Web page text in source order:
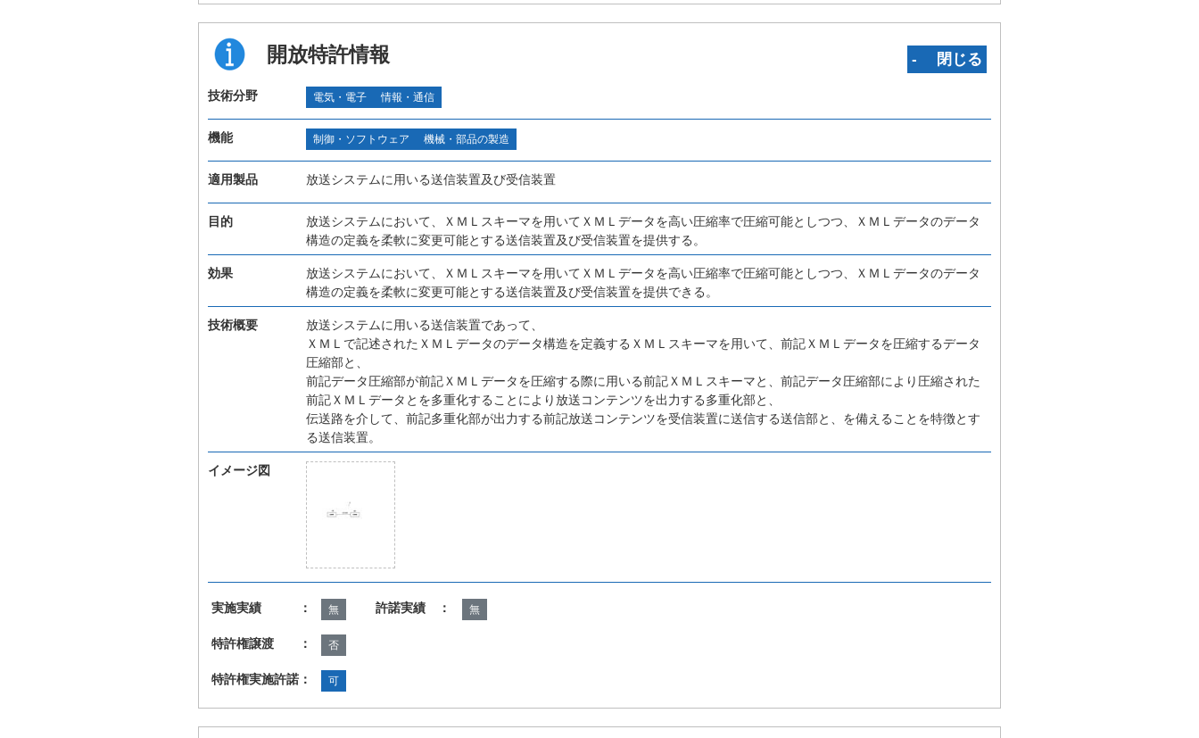
開放特許情報 ‐ 閉じる
技術分野 電気・電子 情報・通信
機能 制御・ソフトウェア 機械・部品の製造
適用製品 放送システムに用いる送信装置及び受信装置
目的
放送システムにおいて、ＸＭＬスキーマを用いてＸＭＬデータを高い圧縮率で圧縮可能としつつ、ＸＭＬデータのデータ
構造の定義を柔軟に変更可能とする送信装置及び受信装置を提供する。
効果
放送システムにおいて、ＸＭＬスキーマを用いてＸＭＬデータを高い圧縮率で圧縮可能としつつ、ＸＭＬデータのデータ
構造の定義を柔軟に変更可能とする送信装置及び受信装置を提供できる。
技術概要
放送システムに用いる送信装置であって、
ＸＭＬで記述されたＸＭＬデータのデータ構造を定義するＸＭＬスキーマを用いて、前記ＸＭＬデータを圧縮するデータ
圧縮部と、
前記データ圧縮部が前記ＸＭＬデータを圧縮する際に用いる前記ＸＭＬスキーマと、前記データ圧縮部により圧縮された
前記ＸＭＬデータとを多重化することにより放送コンテンツを出力する多重化部と、
伝送路を介して、前記多重化部が出力する前記放送コンテンツを受信装置に送信する送信部と、を備えることを特徴とす
る送信装置。
イメージ図
実施実績 ： 無 許諾実績 ： 無
特許権譲渡 ： 否
特許権実施許諾： 可